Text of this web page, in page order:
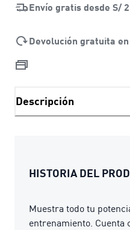
Envío gratis desde S/
Devolución gratuita
Descripción
HISTORIA DEL
Muestra todo tu
entrenamiento. Cuenta